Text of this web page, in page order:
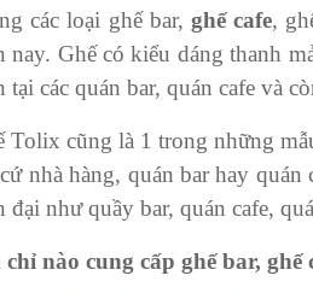
các loại ghế bar, ghế cafe,
nay. Ghế có kiểu dáng thanh
tại các quán bar, quán cafe và
Tolix cũng là 1 trong những
nhà hàng, quán bar hay
đại như quầy bar, quán cafe,
nào cung cấp ghế bar, ghế